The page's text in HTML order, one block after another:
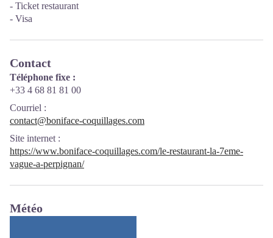
- Ticket restaurant
- Visa
Contact
Téléphone fixe :
+33 4 68 81 81 00
Courriel :
contact@boniface-coquillages.com
Site internet :
https://www.boniface-coquillages.com/le-restaurant-la-7eme-
vague-a-perpignan/
Météo